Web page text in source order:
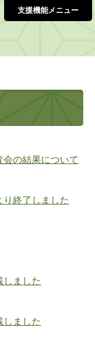
支援機能メニュー
の結果について
終了しました
しました
しました